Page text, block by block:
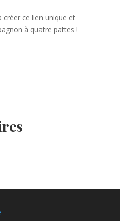
créer ce lien unique et
à quatre pattes !